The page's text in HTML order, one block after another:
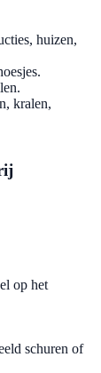
huizen,
kralen,
op het
schuren of